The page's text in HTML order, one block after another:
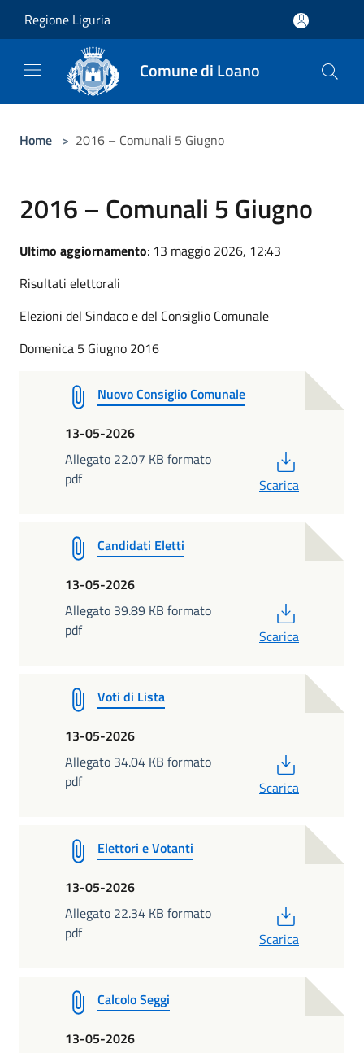
Regione Liguria
Comune di Loano
Home > 2016 – Comunali 5 Giugno
2016 – Comunali 5 Giugno
Ultimo aggiornamento: 13 maggio 2026, 12:43
Risultati elettorali
Elezioni del Sindaco e del Consiglio Comunale
Domenica 5 Giugno 2016
Nuovo Consiglio Comunale
13-05-2026
Allegato 22.07 KB formato
pdf
Scarica
Candidati Eletti
13-05-2026
Allegato 39.89 KB formato
pdf
Scarica
Voti di Lista
13-05-2026
Allegato 34.04 KB formato
pdf
Scarica
Elettori e Votanti
13-05-2026
Allegato 22.34 KB formato
pdf
Scarica
Calcolo Seggi
13-05-2026